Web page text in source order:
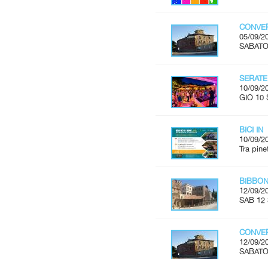
05/09/
10/09/
GIO 10
BICI IN
10/09/
Tra
12/09/
SAB 12
12/09/